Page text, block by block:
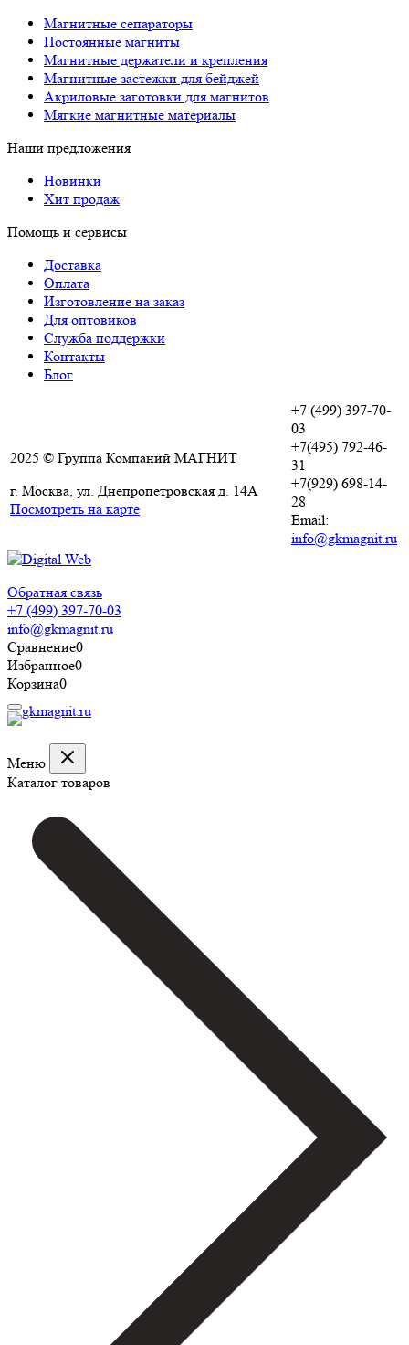
Магнитные сепараторы
Постоянные магниты
Магнитные держатели и крепления
Магнитные застежки для бейджей
Акриловые заготовки для магнитов
Мягкие магнитные материалы
Наши предложения
Новинки
Хит продаж
Помощь и сервисы
Доставка
Оплата
Изготовление на заказ
Для оптовиков
Служба поддержки
Контакты
Блог
2025 © Группа Компаний МАГНИТ
г. Москва, ул. Днепропетровская д. 14А
Посмотреть на карте
+7 (499) 397-70-
03
+7(495) 792-46-
31
+7(929) 698-14-
28
Email:
info@gkmagnit.ru
Обратная связь
+7 (499) 397-70-03
info@gkmagnit.ru
Сравнение0
Избранное0
Корзина0
Меню
Каталог товаров